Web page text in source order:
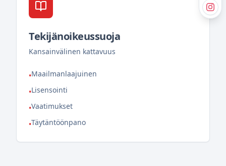
Tekijänoikeussuoja
Kansainvälinen kattavuus
•Maailmanlaajuinen
•Lisensointi
•Vaatimukset
•Täytäntöönpano